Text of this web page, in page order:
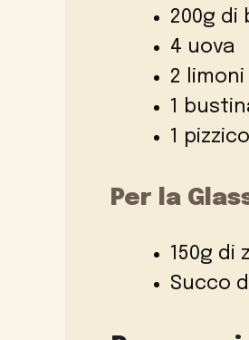
200g di
4 uova
2
1
1
Per la
150g di
Succo